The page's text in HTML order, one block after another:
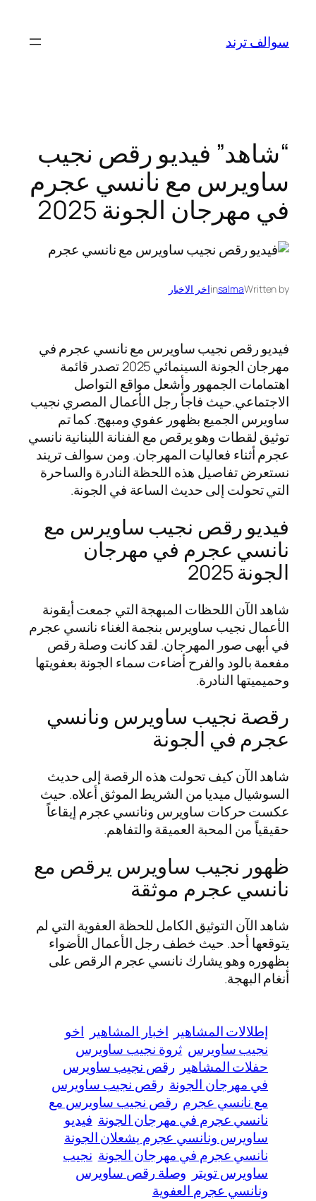
المحتوى
سوالف ترند
“شاهد” فيديو رقص نجيب
ساويرس مع نانسي عجرم
في مهرجان الجونة 2025
Written by
salma
inاخر الاخبار
فيديو رقص نجيب ساويرس مع نانسي عجرم في
مهرجان الجونة السينمائي 2025 تصدر قائمة
اهتمامات الجمهور وأشعل مواقع التواصل
الاجتماعي.حيث فاجأ رجل الأعمال المصري نجيب
ساويرس الجميع بظهور عفوي ومبهج. كما تم
توثيق لقطات وهو يرقص مع الفنانة اللبنانية نانسي
عجرم أثناء فعاليات المهرجان. ومن سوالف تريند
نستعرض تفاصيل هذه اللحظة النادرة والساحرة
التي تحولت إلى حديث الساعة في الجونة.
فيديو رقص نجيب ساويرس مع
نانسي عجرم في مهرجان
الجونة 2025
شاهد الآن اللحظات المبهجة التي جمعت أيقونة
الأعمال نجيب ساويرس بنجمة الغناء نانسي عجرم
في أبهى صور المهرجان. لقد كانت وصلة رقص
مفعمة بالود والفرح أضاءت سماء الجونة بعفويتها
وحميميتها النادرة.
رقصة نجيب ساويرس ونانسي
عجرم في الجونة
شاهد الآن كيف تحولت هذه الرقصة إلى حديث
السوشيال ميديا من الشريط الموثق أعلاه. حيث
عكست حركات ساويرس ونانسي عجرم إيقاعاً
حقيقياً من المحبة العميقة والتفاهم.
ظهور نجيب ساويرس يرقص مع
نانسي عجرم موثقة
شاهد الآن التوثيق الكامل للحظة العفوية التي لم
يتوقعها أحد. حيث خطف رجل الأعمال الأضواء
بظهوره وهو يشارك نانسي عجرم الرقص على
أنغام البهجة.
إطلالات المشاهير اخبار المشاهير اخو
نجيب ساويرس ثروة نجيب ساويرس
حفلات المشاهير رقص نجيب ساويرس
في مهرجان الجونة رقص نجيب ساويرس
مع نانسي عجرم رقص نجيب ساويرس مع
نانسي عجرم في مهرجان الجونة فيديو
ساويرس ونانسي عجرم يشعلان الجونة
نانسي عجرم في مهرجان الجونة نجيب
ساويرس تويتر وصلة رقص ساويرس
ونانسي عجرم العفوية